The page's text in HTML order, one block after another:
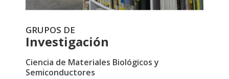
GRUPOS DE
Investigación
Ciencia de Materiales Biológicos y
Semiconductores